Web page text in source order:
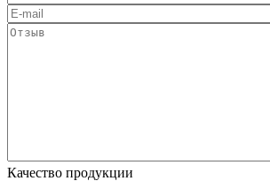
Качество продукции